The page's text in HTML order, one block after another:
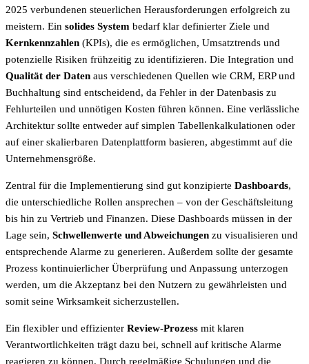
2025 verbundenen steuerlichen Herausforderungen erfolgreich zu
meistern. Ein solides System bedarf klar definierter Ziele und
Kernkennzahlen (KPIs), die es ermöglichen, Umsatztrends und
potenzielle Risiken frühzeitig zu identifizieren. Die Integration und
Qualität der Daten aus verschiedenen Quellen wie CRM, ERP und
Buchhaltung sind entscheidend, da Fehler in der Datenbasis zu
Fehlurteilen und unnötigen Kosten führen können. Eine verlässliche
Architektur sollte entweder auf simplen Tabellenkalkulationen oder
auf einer skalierbaren Datenplattform basieren, abgestimmt auf die
Unternehmensgröße.
Zentral für die Implementierung sind gut konzipierte Dashboards,
die unterschiedliche Rollen ansprechen – von der Geschäftsleitung
bis hin zu Vertrieb und Finanzen. Diese Dashboards müssen in der
Lage sein, Schwellenwerte und Abweichungen zu visualisieren und
entsprechende Alarme zu generieren. Außerdem sollte der gesamte
Prozess kontinuierlicher Überprüfung und Anpassung unterzogen
werden, um die Akzeptanz bei den Nutzern zu gewährleisten und
somit seine Wirksamkeit sicherzustellen.
Ein flexibler und effizienter Review-Prozess mit klaren
Verantwortlichkeiten trägt dazu bei, schnell auf kritische Alarme
reagieren zu können. Durch regelmäßige Schulungen und die